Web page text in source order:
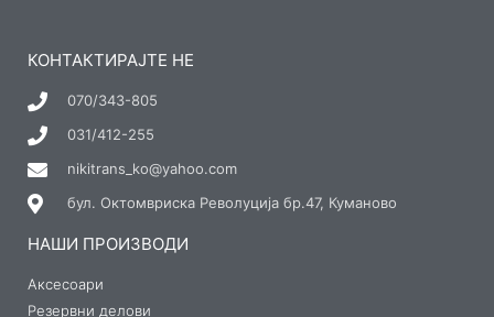
КОНТАКТИРАЈТЕ НЕ
070/343-805
031/412-255
nikitrans_ko@yahoo.com
бул. Октомвриска Револуција бр.47, Куманово
НАШИ ПРОИЗВОДИ
Аксесоари
Резервни делови